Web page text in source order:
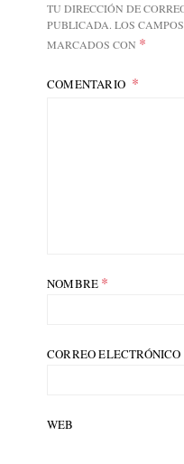
TU DIRECCIÓN DE
PUBLICADA. LOS
MARCADOS CON *
COMENTARIO
NOMBRE *
CORREO ELECTRÓNICO
WEB